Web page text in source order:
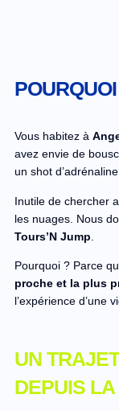
Vous habitez à
avez envie de
un shot
Inutile de chercher
les nuages. Nous
Tours’N Jump
Pourquoi ? Parce
proche et la plus
l’expérience d’une
UN
DEPUIS